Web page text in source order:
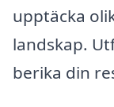
upptäcka
landskap.
berika din